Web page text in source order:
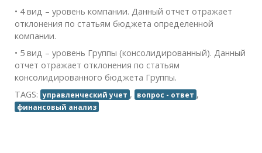
• 4 вид – уровень компании. Данный отчет отражает
отклонения по статьям бюджета определенной
компании.
• 5 вид – уровень Группы (консолидированный). Данный
отчет отражает отклонения по статьям
консолидированного бюджета Группы.
TAGS: управленческий учет , вопрос - ответ ,
финансовый анализ